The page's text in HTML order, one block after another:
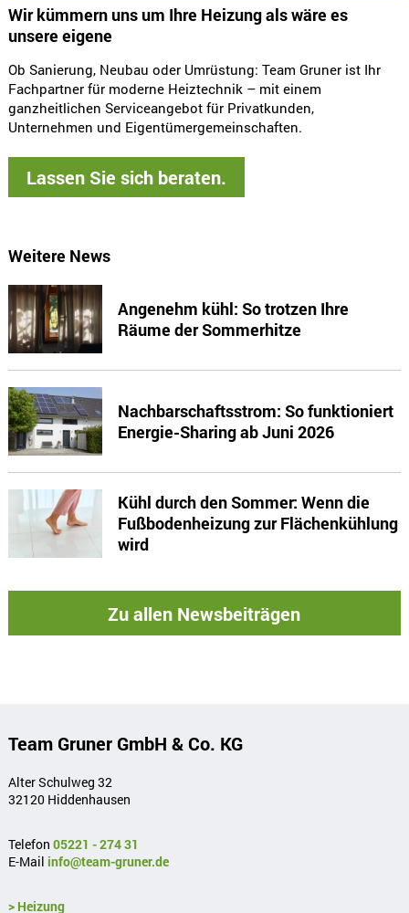
Wir kümmern uns um Ihre Heizung als wäre es
unsere eigene
Ob Sanierung, Neubau oder Umrüstung: Team Gruner ist Ihr
Fachpartner für moderne Heiztechnik – mit einem
ganzheitlichen Serviceangebot für Privatkunden,
Unternehmen und Eigentümergemeinschaften.
Lassen Sie sich beraten.
Weitere News
Angenehm kühl: So trotzen Ihre
Räume der Sommerhitze
Nachbarschaftsstrom: So funktioniert
Energie-Sharing ab Juni 2026
Kühl durch den Sommer: Wenn die
Fußbodenheizung zur Flächenkühlung
wird
Zu allen Newsbeiträgen
Team Gruner GmbH & Co. KG
Alter Schulweg 32
32120 Hiddenhausen
Telefon 05221 - 274 31
E-Mail info@team-gruner.de
> Heizung